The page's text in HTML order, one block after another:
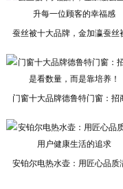
蚕丝被十大品牌，金加瀛蚕丝
门窗十大品牌德鲁特门窗：招
安铂尔电热水壶：用匠心品质